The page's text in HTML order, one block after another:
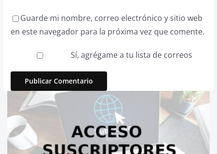
Guarde mi nombre, correo electrónico y sitio web
en este navegador para la próxima vez que comente.
Sí, agrégame a tu lista de correos